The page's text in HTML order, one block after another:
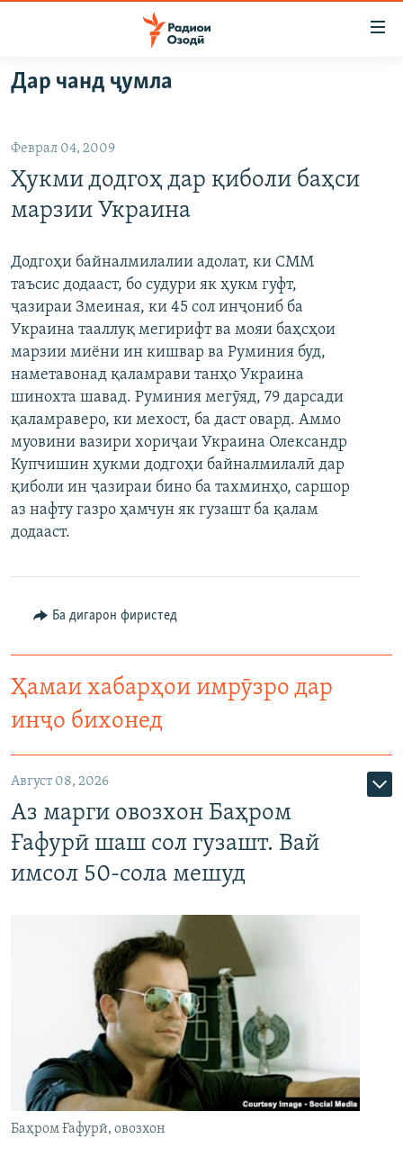
Ҷаҳиш
ба
аслӣ
Ҷаҳиш
ба
феҳристи
Ҷаҳиш
ба
ГӮШАҲО
ҚАЗИЯИ "КРОКУС"
ОСИЁИ МАРКАЗӢ
ФАРҲАНГ
МЕҲМОНИ ОЗОДӢ
ВАРЗИШ
РӮЗГОРИ МУҲОҶИР
САЛОМ, ХОҲАР
ТАҲҚИҚОТ
ҶАНГ ДАР УКРАИНА
НАЗАРИ МАРДУМ
БЛОГИСТОН
ОЗОДӢ ОНЛАЙН
ЧАНДРАСОНАӢ
ВИДЕО
ГУЗОРИШҲОИ РАДИОӢ
РӮЙХАТҲО
КИТОБҲОИ ОЗОДӢ
Русский
ПАЙГИРӢ КУНЕД
Ҳамаи сомонаҳои RFE/RL
Дар чанд ҷумла
Феврал 04, 2009
Ҳукми додгоҳ дар қиболи баҳси
марзии Украина
Додгоҳи байналмилалии адолат, ки СММ
таъсис додааст, бо судури як ҳукм гуфт,
ҷазираи Змеиная, ки 45 сол инҷониб ба
Украина тааллуқ мегирифт ва мояи баҳсҳои
марзии миёни ин кишвар ва Руминия буд,
наметавонад қаламрави танҳо Украина
шинохта шавад. Руминия мегӯяд, 79 дарсади
қаламраверо, ки мехост, ба даст овард. Аммо
муовини вазири хориҷаи Украина Олександр
Купчишин ҳукми додгоҳи байналмилалӣ дар
қиболи ин ҷазираи бино ба тахминҳо, саршор
аз нафту газро ҳамчун як гузашт ба қалам
додааст.
Ба дигарон фиристед
Ҳамаи хабарҳои имрӯзро дар
инҷо бихонед
Август 08, 2026
Аз марги овозхон Баҳром
Ғафурӣ шаш сол гузашт. Вай
имсол 50-сола мешуд
Баҳром Ғафурӣ, овозхон